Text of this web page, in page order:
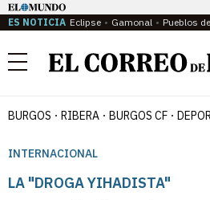
ES NOTICIA Eclipse Gamonal Pueblos
Menú
BURGOS RIBERA BURGOS CF
INTERNACIONAL
LA "DROGA YIHADISTA"